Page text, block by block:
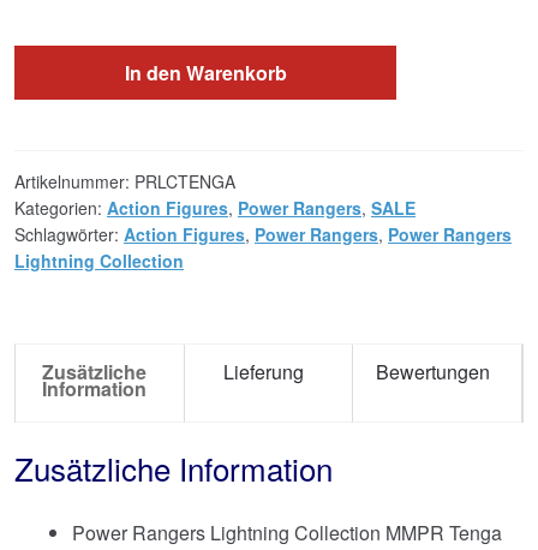
In den Warenkorb
Artikelnummer: PRLCTENGA
Kategorien: Action Figures, Power Rangers, SALE
Schlagwörter: Action Figures, Power Rangers, Power Rangers
Lightning Collection
Zusätzliche
Information
Lieferung Bewertungen
Zusätzliche Information
Power Rangers Lightning Collection MMPR Tenga